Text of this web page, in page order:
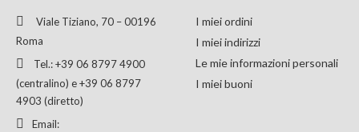
Viale Tiziano, 70 – 00196
Roma
Tel.: +39 06 8797 4900
(centralino) e +39 06 8797
4903 (diretto)
Email:
I miei ordini
I miei indirizzi
Le mie informazioni personali
I miei buoni